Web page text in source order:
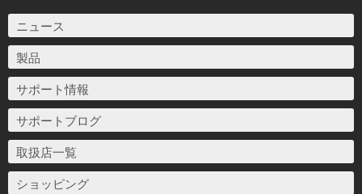
ニュース
製品
サポート情報
サポートブログ
取扱店一覧
ショッピング